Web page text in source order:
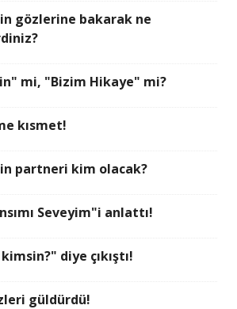
gözlerine bakarak ne
mi, "Bizim Hikaye" mi?
kısmet!
partneri kim olacak?
Seveyim"i anlattı!
diye çıkıştı!
güldürdü!